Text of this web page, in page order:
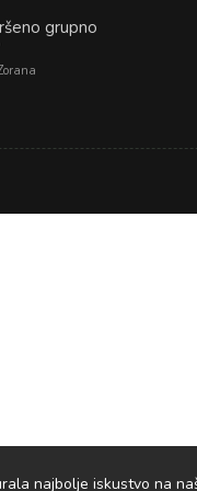
grupno
najbolje iskustvo na